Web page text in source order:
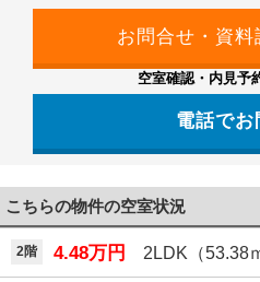
空室確認・内見予
電話でお
こちらの物件の空室状況
2階 4.48万円 2LDK（53.38